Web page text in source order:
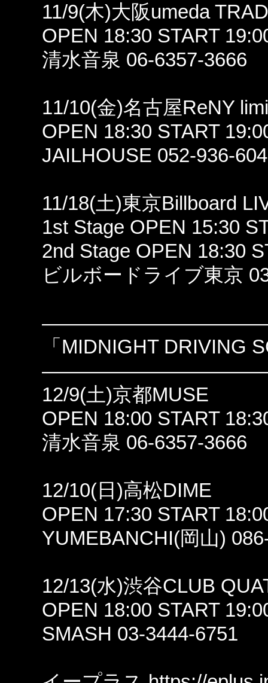
11/9(木)大阪umeda TRAD
OPEN 18:30 START
清水音泉 06-6357-3666
11/10(金)名古屋ReNY
OPEN 18:30 START
JAILHOUSE 052-936-
11/18(土)東京Billboard
1st Stage OPEN 15:30
2nd Stage OPEN 18:30
ビルボードライブ東京
「MIDNIGHT DRIVING
12/9(土)京都MUSE
OPEN 18:00 START
清水音泉 06-6357-3666
12/10(日)高松DIME
OPEN 17:30 START
YUMEBANCHI(岡山)
12/13(水)渋谷CLUB
OPEN 18:00 START
SMASH 03-3444-6751